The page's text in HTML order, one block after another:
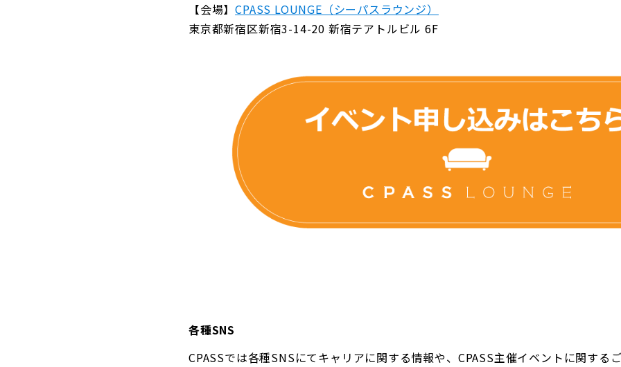
【会場】CPASS LOUNGE（シーパスラウンジ）
東京都新宿区新宿3-14-20 新宿テアトルビル 6F
各種SNS
CPASSでは各種SNSにてキャリアに関する情報や、CPASS主催イベントに関する